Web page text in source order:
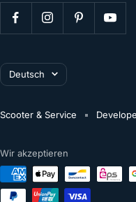
Sprache
Deutsch
Scooter & Service
Wir akzeptieren
deine